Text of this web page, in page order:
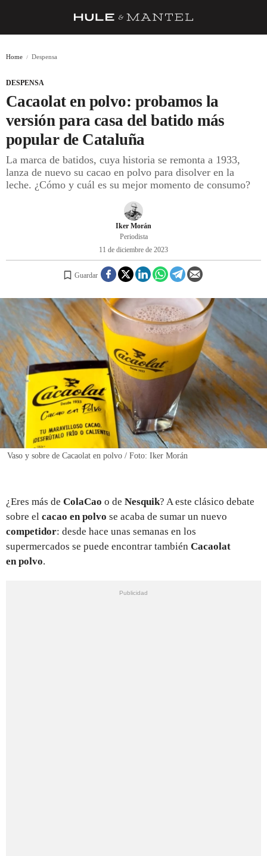
BARRAS Y ESTRELLAS
DÓNDE COMER
ÍDOLOS DE MESAS
CUADERNO DE VIAJE
REGISTRO
INICIAR SESIÓN
Home Despensa
DESPENSA
Cacaolat en polvo: probamos la
versión para casa del batido más
popular de Cataluña
La marca de batidos, cuya historia se remonta a 1933,
lanza de nuevo su cacao en polvo para disolver en la
leche. ¿Cómo y cuál es su mejor momento de consumo?
Iker Morán
Periodista
11 de diciembre de 2023
Guardar
Vaso y sobre de Cacaolat en polvo / Foto: Iker Morán
¿Eres más de ColaCao o de Nesquik? A este clásico debate
sobre el cacao en polvo se acaba de sumar un nuevo
competidor: desde hace unas semanas en los
supermercados se puede encontrar también Cacaolat
en polvo.